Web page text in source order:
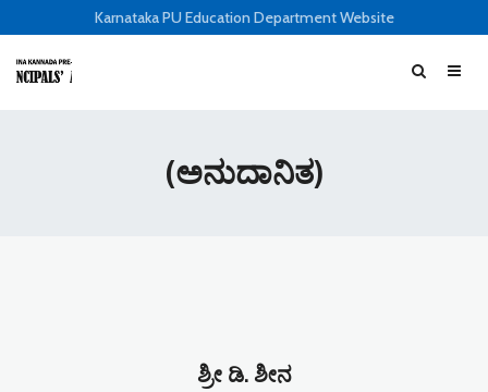
Karnataka PU Education Department Website
(ಅನುದಾನಿತ)
ಶ್ರೀ ಡಿ. ಶೀನ